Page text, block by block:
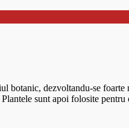
botanic, dezvoltandu-se
sunt apoi folosite